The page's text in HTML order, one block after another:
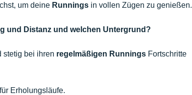
um deine Runnings in vollen Zügen zu genießen.
und Distanz und welchen Untergrund?
stetig bei ihren regelmäßigen Runnings Fortschritte
Erholungsläufe.